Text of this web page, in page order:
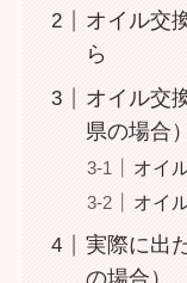
オイル交
ら
オイル交
県の場合）
オイ
オイ
実際に出